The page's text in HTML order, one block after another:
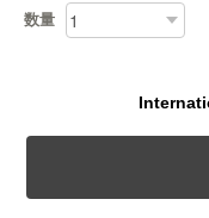
数量